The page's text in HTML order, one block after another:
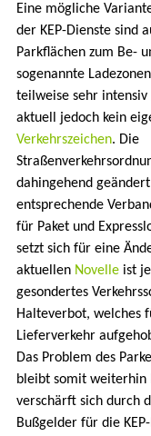
Eine mögliche
der KEP-Dienste sind
Parkflächen zum Be-
sogenannte
teilweise sehr intensiv
aktuell jedoch kein
Verkehrszeichen. Die
dahingehend
entsprechende
für Paket und
setzt sich für eine
aktuellen Novelle ist
gesondertes
Halteverbot, welches
Lieferverkehr
Das Problem des
bleibt somit weiterhin
verschärft sich durch
Bußgelder für die